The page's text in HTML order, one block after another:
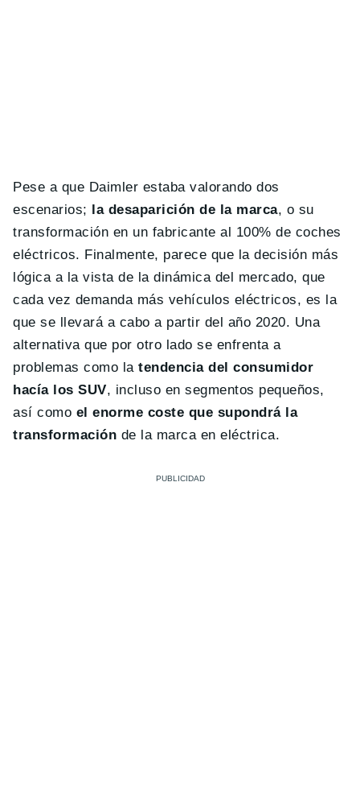
Pese a que Daimler estaba valorando dos
escenarios; la desaparición de la marca, o su
transformación en un fabricante al 100% de coches
eléctricos. Finalmente, parece que la decisión más
lógica a la vista de la dinámica del mercado, que
cada vez demanda más vehículos eléctricos, es la
que se llevará a cabo a partir del año 2020. Una
alternativa que por otro lado se enfrenta a
problemas como latendencia del consumidor
hacía los SUV, incluso en segmentos pequeños,
así como el enorme coste que supondrá la
transformación de la marca en eléctrica.